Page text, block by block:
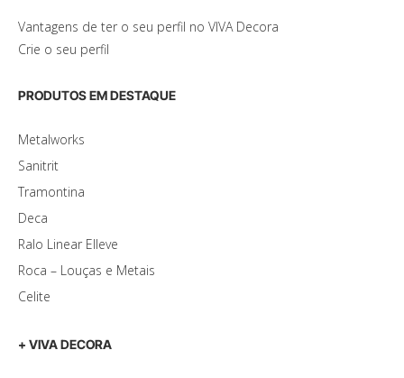
Vantagens de ter o seu perfil no VIVA Decora
Crie o seu perfil
PRODUTOS EM DESTAQUE
Metalworks
Sanitrit
Tramontina
Deca
Ralo Linear Elleve
Roca – Louças e Metais
Celite
+ VIVA DECORA